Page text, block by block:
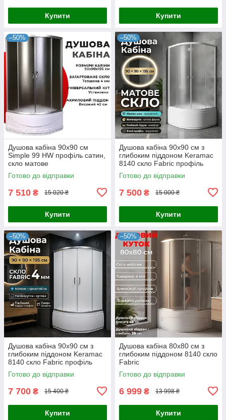
Купити Купити
–50%
Душова кабіна 90x90 см
Simple 99 HW профіль сатин,
скло матове
Готово до відправки
7 510 ₴ 15 020 ₴
Купити
–50%
Душова кабіна 90x90 см з
глибоким піддоном Keramac
8140 скло Fabric профіль
білий
Готово до відправки
7 500 ₴ 15 000 ₴
Купити
–50%
Душова кабіна 90x90 см з
глибоким піддоном Keramac
8140 скло Fabric профіль
сатин
Готово до відправки
7 700 ₴ 15 400 ₴
Купити
–50%
Душова кабіна 80x80 см з
глибоким піддоном 8140 скло
Fabric
Готово до відправки
6 999 ₴ 13 998 ₴
Купити